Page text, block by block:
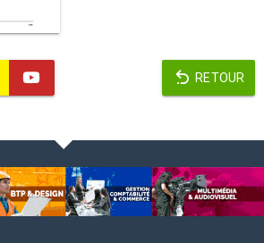
RETOUR